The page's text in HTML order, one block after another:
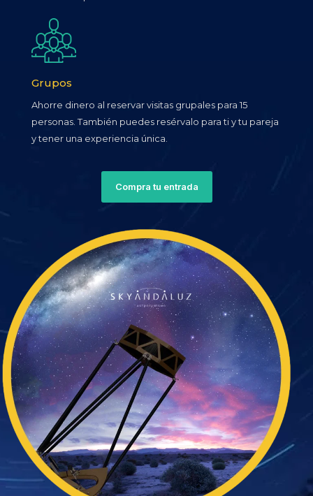
Grupos
Ahorre dinero al reservar visitas grupales para 15
personas. También puedes resérvalo para ti y tu pareja
y tener una experiencia única.
Compra tu entrada